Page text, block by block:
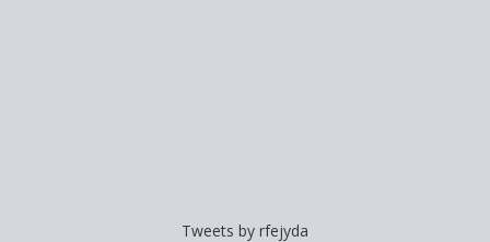
Tweets by rfejyda